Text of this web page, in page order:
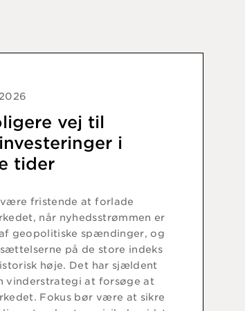
vej til
i
tider
fristende at forlade
når nyhedsstrømmen er
geopolitiske spændinger, og
på de store indeks
høje. Det har sjældent
vinderstrategi at forsøge at
Fokus bør være at sikre